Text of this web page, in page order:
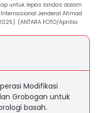
untuk lepas landas dalam
Jenderal Ahmad
(ANTARA FOTO/Aprillio
Modifikasi
Grobogan untuk
basah.